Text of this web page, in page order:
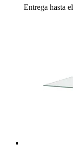
Entrega hasta